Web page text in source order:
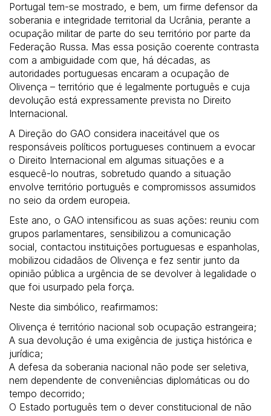
Portugal tem-se mostrado, e bem, um firme defensor da
soberania e integridade territorial da Ucrânia, perante a
ocupação militar de parte do seu território por parte da
Federação Russa. Mas essa posição coerente contrasta
com a ambiguidade com que, há décadas, as
autoridades portuguesas encaram a ocupação de
Olivença – território que é legalmente português e cuja
devolução está expressamente prevista no Direito
Internacional.
A Direção do GAO considera inaceitável que os
responsáveis políticos portugueses continuem a evocar
o Direito Internacional em algumas situações e a
esquecê-lo noutras, sobretudo quando a situação
envolve território português e compromissos assumidos
no seio da ordem europeia.
Este ano, o GAO intensificou as suas ações: reuniu com
grupos parlamentares, sensibilizou a comunicação
social, contactou instituições portuguesas e espanholas,
mobilizou cidadãos de Olivença e fez sentir junto da
opinião pública a urgência de se devolver à legalidade o
que foi usurpado pela força.
Neste dia simbólico, reafirmamos:
Olivença é território nacional sob ocupação estrangeira;
A sua devolução é uma exigência de justiça histórica e
jurídica;
A defesa da soberania nacional não pode ser seletiva,
nem dependente de conveniências diplomáticas ou do
tempo decorrido;
O Estado português tem o dever constitucional de não